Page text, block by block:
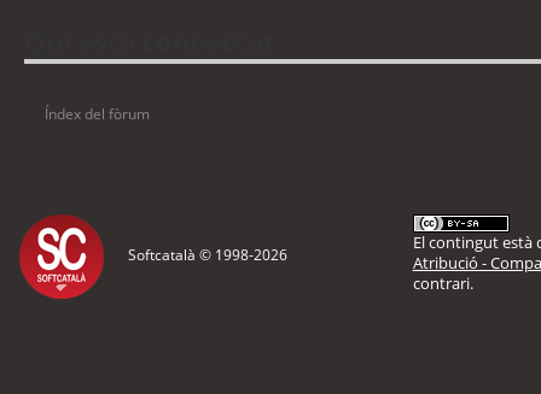
Índex del fòrum
Softcatalà © 1998-2026
El contingut està
Atribució -
contrari.